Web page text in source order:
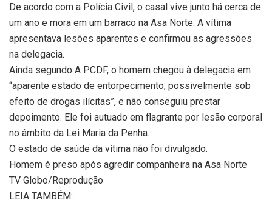
De acordo com a Polícia Civil, o casal vive junto há cerca de
um ano e mora em um barraco na Asa Norte. A vítima
apresentava lesões aparentes e confirmou as agressões
na delegacia.
Ainda segundo A PCDF, o homem chegou à delegacia em
“aparente estado de entorpecimento, possivelmente sob
efeito de drogas ilícitas”, e não conseguiu prestar
depoimento. Ele foi autuado em flagrante por lesão corporal
no âmbito da Lei Maria da Penha.
O estado de saúde da vítima não foi divulgado.
Homem é preso após agredir companheira na Asa Norte
TV Globo/Reprodução
LEIA TAMBÉM: